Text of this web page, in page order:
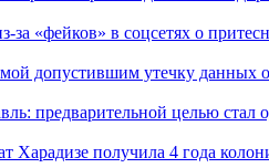
за «фейков» в соцсетях о
допустившим утечку данных
предварительной целью
Харадизе получила 4 года